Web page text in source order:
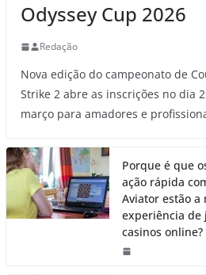
Odyssey Cup 2026
Redação
Nova edição do campeonato de
Strike 2 abre as inscrições no dia
março para amadores e
Porque é que
ação rápida
Aviator estão a
experiência de
casinos online?